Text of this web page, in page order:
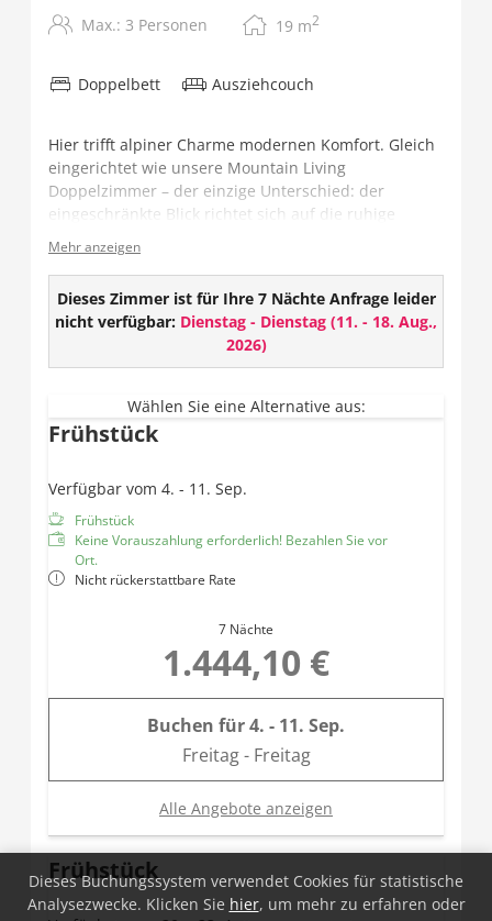
Max.: 3 Personen 19 m2
Doppelbett Ausziehcouch
Hier trifft alpiner Charme modernen Komfort. Gleich
eingerichtet wie unsere Mountain Living
Doppelzimmer – der einzige Unterschied: der
eingeschränkte Blick richtet sich auf die ruhige
Terrasse – ideal für Gäste, die Erholung und Stille
suchen.
Ausstattung:
Geschlossenes Badezimmer mit Dusche und
Haarföhn
Balkon
Mehr anzeigen
Dieses Zimmer ist für Ihre 7 Nächte Anfrage leider
nicht verfügbar: Dienstag - Dienstag (11. - 18. Aug.,
2026)
Wählen Sie eine Alternative aus:
Frühstück
Verfügbar vom 4. - 11. Sep.
Frühstück
Keine Vorauszahlung erforderlich! Bezahlen Sie vor
Ort.
Nicht rückerstattbare Rate
7 Nächte
1.444,10 €
Buchen für4. - 11. Sep.
Freitag - Freitag
Alle Angebote anzeigen
Frühstück
Dieses Buchungssystem verwendet Cookies für statistische
Analysezwecke. Klicken Sie hier, um mehr zu erfahren oder